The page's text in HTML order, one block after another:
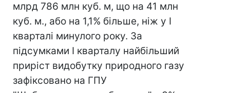
млрд 786 млн куб. м, що на 41 млн
куб. м., або на 1,1% більше, ніж у І
кварталі минулого року. За
підсумками І кварталу найбільший
приріст видобутку природного газу
зафіксовано на ГПУ